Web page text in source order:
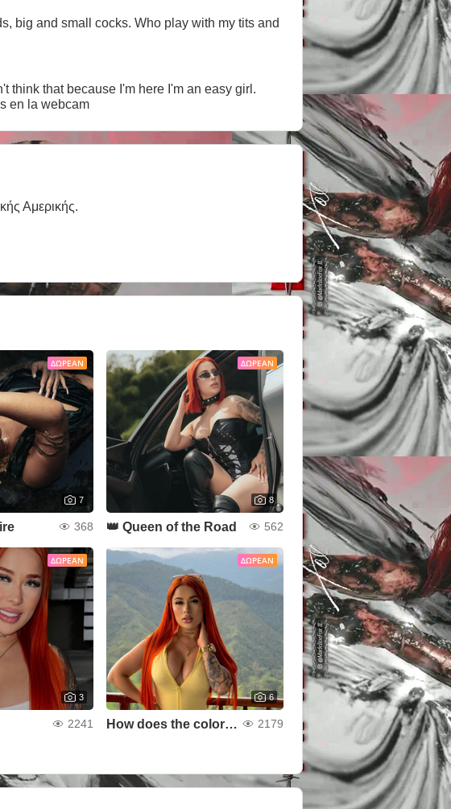
big and small cocks. Who play with my tits and
think that because I'm here I'm an easy girl.
something pay for it. Qué hacemos en la webcam
Αμερικής.
ΔΩΡΕΆΝ
7
368
ΔΩΡΕΆΝ
8
👑 Queen of the Road 562
ΔΩΡΕΆΝ
3
2241
ΔΩΡΕΆΝ
6
How does the color yellow look on me? 2179